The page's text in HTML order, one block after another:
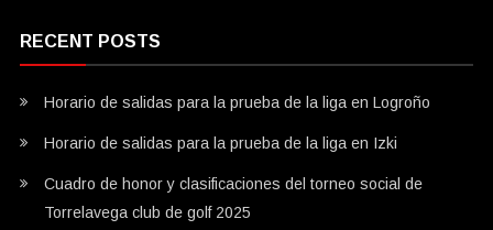
RECENT POSTS
Horario de salidas para la prueba de la liga en Logroño
Horario de salidas para la prueba de la liga en Izki
Cuadro de honor y clasificaciones del torneo social de
Torrelavega club de golf 2025